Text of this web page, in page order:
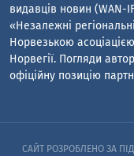
видавців новин (WAN-
«Незалежні
Норвезькою
Норвегії. Погляди
офіційну позицію
САЙТ РОЗРОБЛЕНО ЗА